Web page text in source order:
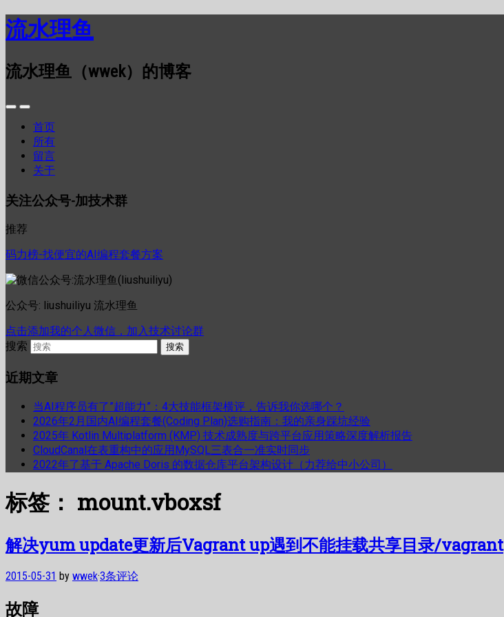
流水理鱼
流水理鱼（wwek）的博客
首页
所有
留言
关于
关注公众号-加技术群
推荐
码力榜-找便宜的AI编程套餐方案
公众号: liushuiliyu 流水理鱼
点击添加我的个人微信，加入技术讨论群
搜索
近期文章
当AI程序员有了”超能力”：4大技能框架横评，告诉我你选哪个？
2026年2月国内AI编程套餐(Coding Plan)选购指南：我的亲身踩坑经验
2025年 Kotlin Multiplatform (KMP) 技术成熟度与跨平台应用策略深度解析报告
CloudCanal在表重构中的应用MySQL三表合一准实时同步
2022年了基于 Apache Doris 的数据仓库平台架构设计（力荐给中小公司）
标签： mount.vboxsf
解决yum update更新后Vagrant up遇到不能挂载共享目录/vagrant
2015-05-31 by wwek·3条评论
故障